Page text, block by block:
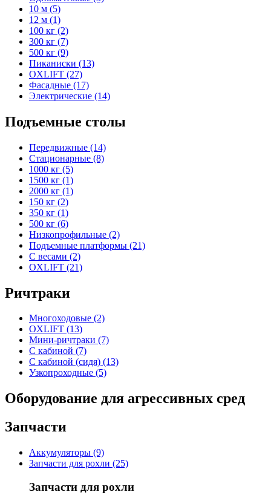
10 м (5)
12 м (1)
100 кг (2)
300 кг (7)
500 кг (9)
Пиканиски (13)
OXLIFT (27)
Фасадные (17)
Электрические (14)
Подъемные столы
Передвижные (14)
Стационарные (8)
1000 кг (5)
1500 кг (1)
2000 кг (1)
150 кг (2)
350 кг (1)
500 кг (6)
Низкопрофильные (2)
Подъемные платформы (21)
С весами (2)
OXLIFT (21)
Ричтраки
Многоходовые (2)
OXLIFT (13)
Мини-ричтраки (7)
С кабиной (7)
С кабиной (сидя) (13)
Узкопроходные (5)
Оборудование для агрессивных сред
Запчасти
Аккумуляторы (9)
Запчасти для рохли (25)
Запчасти для рохли